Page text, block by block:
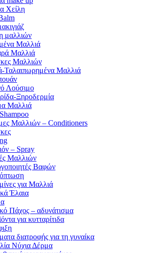
Χείλη
μαλλιών
Μαλλιά
Μαλλιά
Μαλλιών
Ταλαιπωρημένα Μαλλιά
Λούσιμο
Ξηροδερμία
Μαλλιά
Μαλλιών – Conditioners
– Spray
Μαλλιών
Βαφών
για Μαλλιά
Έλαια
Πάχος – αδυνάτισμα
για κυτταρίτιδα
διατροφής για τη γυναίκα
Νύχια Δέρμα